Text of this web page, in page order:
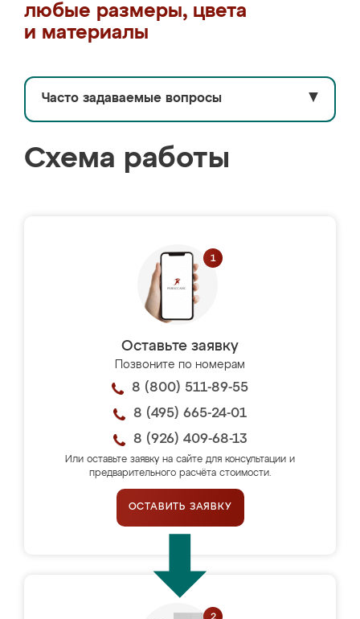
любые размеры, цвета
и материалы
Часто задаваемые вопросы ▼
Схема работы
Оставьте заявку
Позвоните по номерам
8 (800) 511-89-55
8 (495) 665-24-01
8 (926) 409-68-13
Или оставьте заявку на сайте для консультации и
предварительного расчёта стоимости.
ОСТАВИТЬ ЗАЯВКУ